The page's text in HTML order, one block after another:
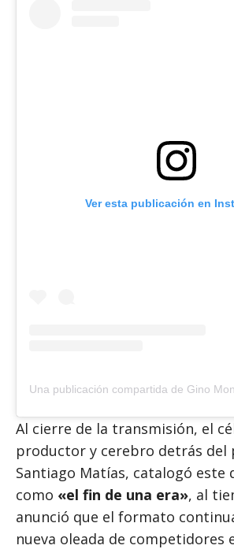
Ver esta publicación en
Al cierre de la transmisión, el
productor y cerebro detrás del
Santiago Matías, catalogó este
como «el fin de una era», al
anunció que el formato
nueva oleada de competidores